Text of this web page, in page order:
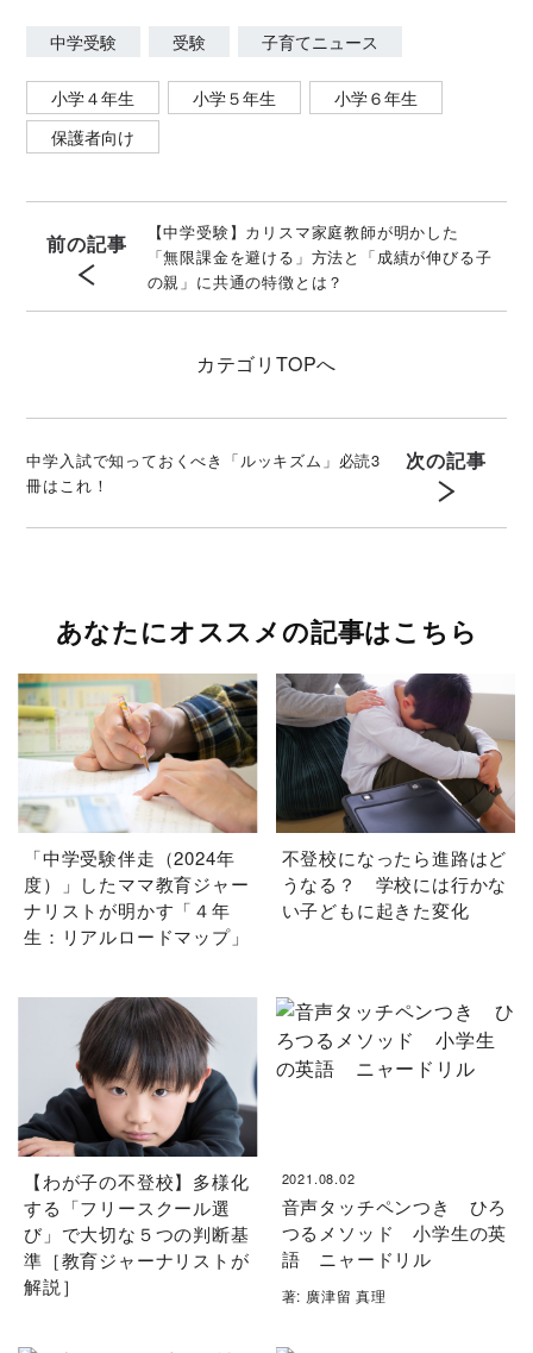
中学受験 受験 子育てニュース
小学４年生 小学５年生
小学６年生
保護者向け
前の記事
【中学受験】カリスマ家庭教師が明かした
「無限課金を避ける」方法と「成績が伸びる子
の親」に共通の特徴とは？
カテゴリ TOPへ
中学入試で知っておくべき「ルッキズム」必読3
冊はこれ！
次の記事
あなたにオススメの記事はこちら
「中学受験伴走（2024年
度）」したママ教育ジャー
ナリストが明かす「４年
生：リアルロードマップ」
不登校になったら進路はど
うなる？ 学校には行かな
い子どもに起きた変化
【わが子の不登校】多様化
する「フリースクール選
び」で大切な５つの判断基
準［教育ジャーナリストが
解説］
2021.08.02
音声タッチペンつき ひろ
つるメソッド 小学生の英
語 ニャードリル
著: 廣津留 真理